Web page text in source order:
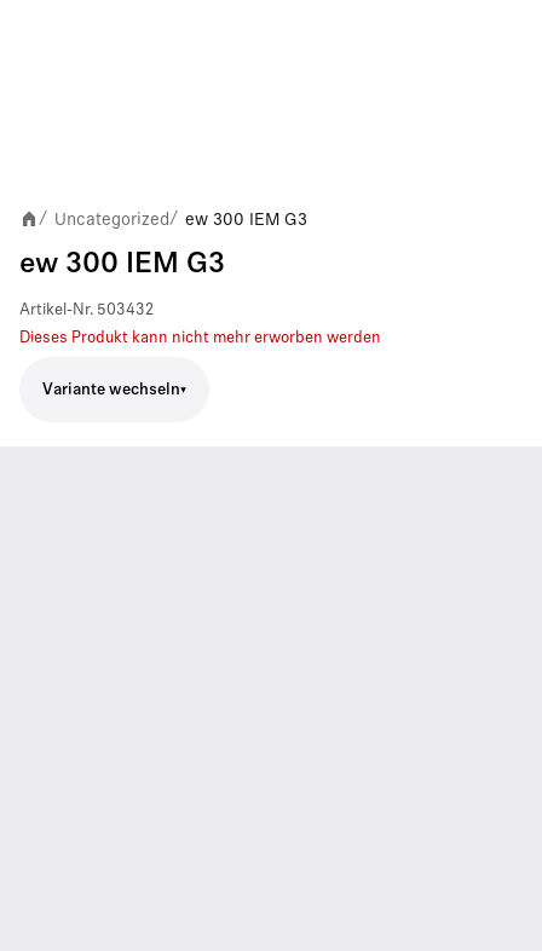
/ Uncategorized / ew 300 IEM G3
ew 300 IEM G3
Artikel-Nr. 503432
Dieses Produkt kann nicht mehr erworben werden
Variante wechseln